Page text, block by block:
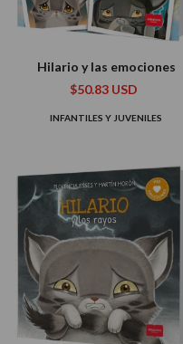
Hilario y las emociones
$50.83 USD
INFANTILES Y JUVENILES